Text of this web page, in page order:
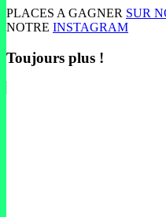
PLACES A GAGNER SUR
NOTRE INSTAGRAM
Toujours plus !